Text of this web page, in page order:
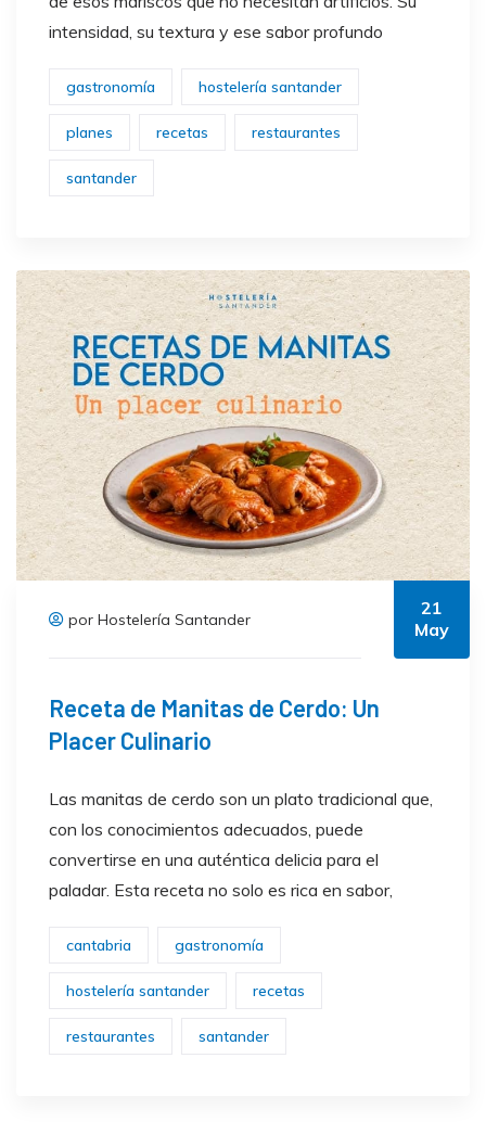
intensidad, su textura y ese sabor profundo
gastronomía hostelería santander
planes recetas restaurantes
santander
por Hostelería Santander
21
May
Receta de Manitas de Cerdo: Un
Placer Culinario
Las manitas de cerdo son un plato tradicional que,
con los conocimientos adecuados, puede
convertirse en una auténtica delicia para el
paladar. Esta receta no solo es rica en sabor,
cantabria gastronomía
hostelería santander recetas
restaurantes santander